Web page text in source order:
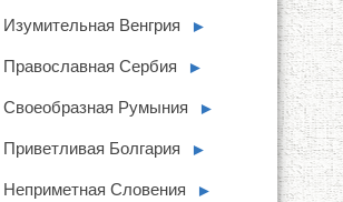
Изумительная Венгрия ►
Православная Сербия ►
Своеобразная Румыния ►
Приветливая Болгария ►
Неприметная Словения ►